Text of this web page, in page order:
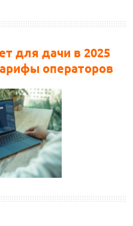
для дачи в 2025
операторов